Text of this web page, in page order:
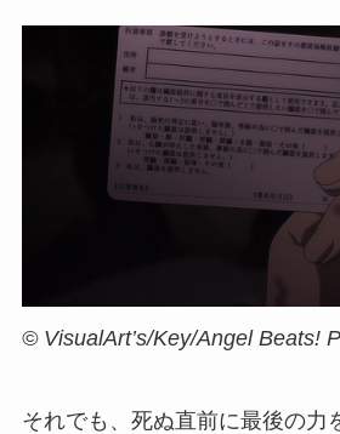
© VisualArt’s/Key/Angel Beats!
それでも、死ぬ直前に最後の力